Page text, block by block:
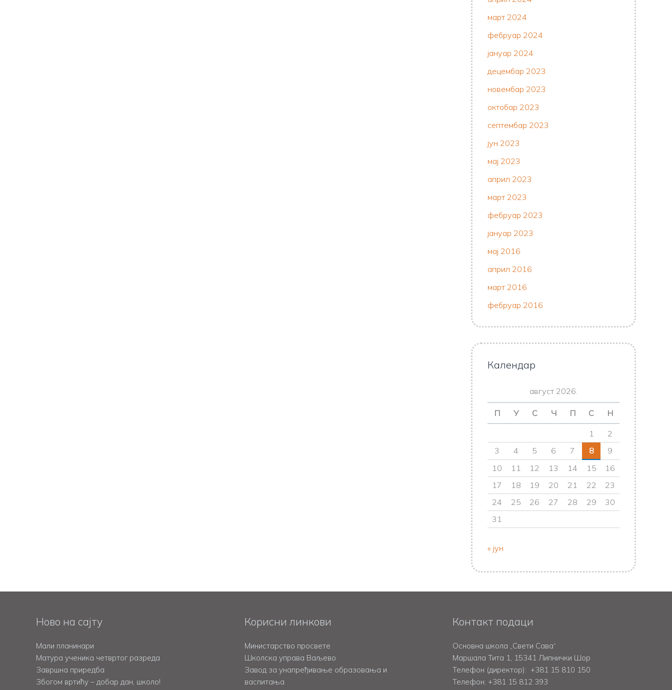
март 2024
фебруар 2024
јануар 2024
децембар 2023
новембар 2023
октобар 2023
септембар 2023
јун 2023
мај 2023
април 2023
март 2023
фебруар 2023
јануар 2023
мај 2016
април 2016
март 2016
фебруар 2016
Календар
август 2026.
П У С Ч П С Н
1
2
3
4 5 6 7 8
9
10
11 12 13 14 15
16
17
18 19 20 21 22
23
24
25 26 27 28 29
30
31
« јун
Ново на сајту
Мали планинари
Матура ученика четвртог разреда
Завршна приредба
Збогом вртићу – добар дан, школо!
Корисни линкови
Министарство просвете
Школска управа Ваљево
Завод за унапређивање образовања и
васпитања
Контакт подаци
Основна школа „Свети Сава“
Маршала Тита 1, 15341 Липнички Шор
Телефон (директор):+381 15 810 150
Телефон:+381 15 812 393